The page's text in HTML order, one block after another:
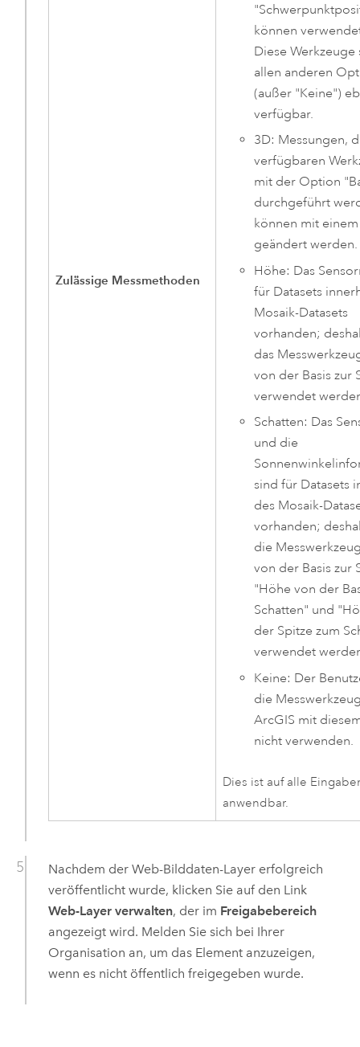
Zulässige Messmethoden
können
Diese Werkzeuge
allen anderen
(außer "Keine")
verfügbar.
3D: Messungen,
verfügbaren
mit der Option
durchgeführt
können mit
geändert werden.
Höhe: Das
für Datasets
Mosaik-Datasets
vorhanden;
das
von der Basis zur
verwendet
Schatten: Das
und die
sind für Datasets
des Mosaik-
vorhanden;
die
von der Basis zur
"Höhe von der
Schatten" und
der Spitze zum
verwendet
Keine: Der
die
ArcGIS mit
nicht verwenden.
Dies ist auf alle
anwendbar.
Nachdem der Web-Bilddaten-Layer erfolgreich
veröffentlicht wurde, klicken Sie auf den Link
Web-Layer verwalten, der im Freigabebereich
angezeigt wird. Melden Sie sich bei Ihrer
Organisation an, um das Element anzuzeigen,
wenn es nicht öffentlich freigegeben wurde.